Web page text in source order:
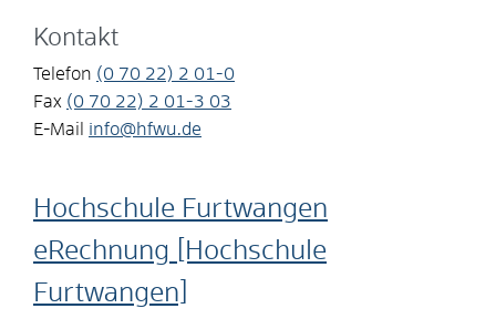
Kontakt
Telefon (0 70 22) 2 01-0
Fax (0 70 22) 2 01-3 03
E-Mail
info@hfwu.de
Hochschule Furtwangen
eRechnung [Hochschule
Furtwangen]